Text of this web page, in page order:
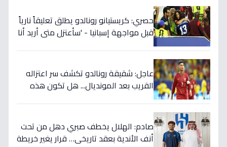
حصري: كريستيانو رونالدو يطلق تعليقاً نارياً
قبل مواجهة إسبانيا - 'سأعتزل متى أريد أنا
عاجل: شقيقة رونالدو تكشف سر اعتزاله
القريب بعد المونديال... هل تكون هذه
صادم: الهلال يخطف صبري دهل من تحت
أنف الأندية بعقد تاريخي… قرار يغير خريطة